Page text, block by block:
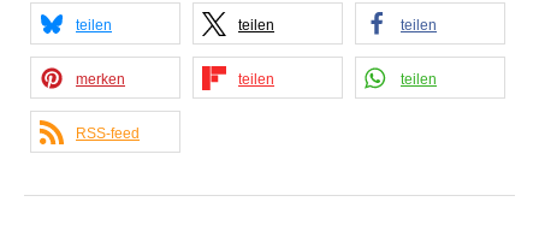
teilen teilen teilen
merken teilen teilen
RSS-feed